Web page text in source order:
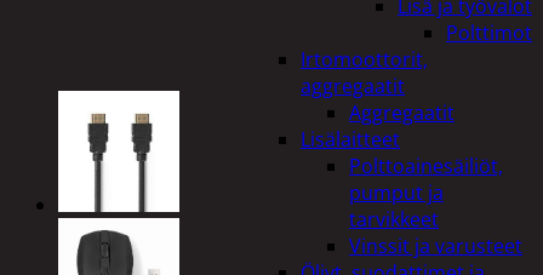
Lisä ja työvalot
Polttimot
Irtomoottorit,
aggregaatit
Aggregaatit
Lisälaitteet
Polttoainesäiliöt,
pumput ja
tarvikkeet
Vinssit ja varusteet